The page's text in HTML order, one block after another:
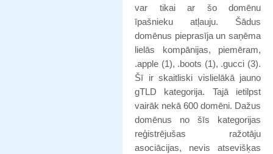
var tikai ar šo domēnu
īpašnieku atļauju. Šādus
domēnus pieprasīja un saņēma
lielās kompānijas, piemēram,
.apple (1), .boots (1), .gucci (3).
Šī ir skaitliski vislielākā jauno
gTLD kategorija. Tajā ietilpst
vairāk nekā 600 domēni. Dažus
domēnus no šīs kategorijas
reģistrējušas ražotāju
asociācijas, nevis atsevišķas